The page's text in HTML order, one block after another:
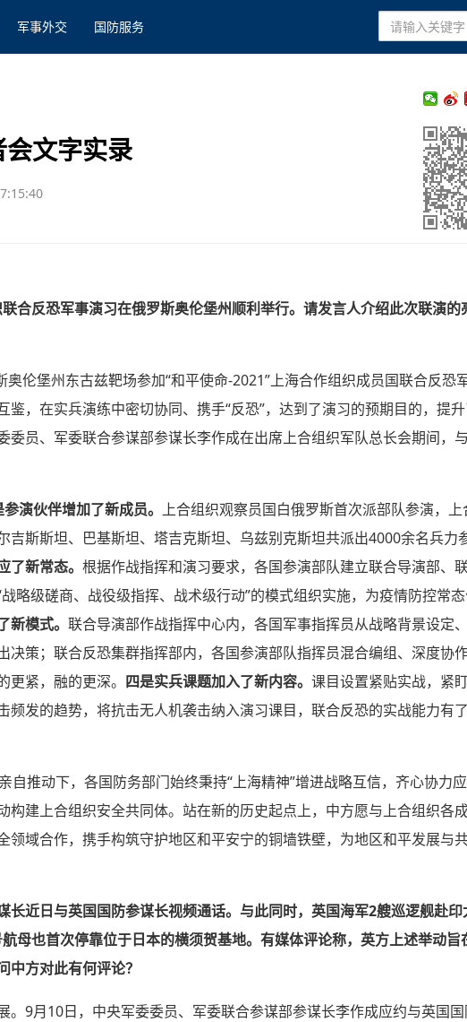
军事外交 国防服务
文字实录
合反恐军事演习在俄罗斯奥伦堡州顺利举行。请发言人介绍此次联演的
伦堡州东古兹靶场参加“和平使命-2021”上海合作组织成员国联合反恐
，在实兵演练中密切协同、携手“反恐”，达到了演习的预期目的，提
委员、军委联合参谋部参谋长李作成在出席上合组织军队总长会期间，
演伙伴增加了新成员。 上合组织观察员国白俄罗斯首次派部队参演，上
斯斯坦、巴基斯坦、塔吉克斯坦、乌兹别克斯坦共派出4000余名兵力
了新常态。 根据作战指挥和演习要求，各国参演部队建立联合导演部、
略级磋商、战役级指挥、战术级行动”的模式组织实施，为疫情防控常
新模式。 联合导演部作战指挥中心内，各国军事指挥员从战略背景设定
决策；联合反恐集群指挥部内，各国参演部队指挥员混合编组、深度协
紧，融的更深。 四是实兵课题加入了新内容。 课目设置紧贴实战，紧
频发的趋势，将抗击无人机袭击纳入演习课目，联合反恐的实战能力有
自推动下，各国防务部门始终秉持“上海精神”增进战略互信，齐心协力
构建上合组织安全共同体。站在新的历史起点上，中方愿与上合组织各
领域合作，携手构筑守护地区和平安宁的铜墙铁壁，为地区和平发展与
长近日与英国国防参谋长视频通话。与此同时，英国海军2艘巡逻舰赴印
母也首次停靠位于日本的横须贺基地。有媒体评论称，英方上述举动旨
方对此有何评论？
。9月10日，中央军委委员、军委联合参谋部参谋长李作成应约与英国